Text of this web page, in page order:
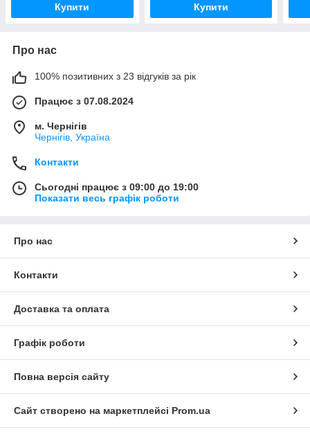
Купити Купити
Про нас
100% позитивних з 23 відгуків за рік
Працює з 07.08.2024
м. Чернігів
Чернігів, Україна
Контакти
Сьогодні працює з 09:00 до 19:00
Показати весь графік роботи
Про нас
Контакти
Доставка та оплата
Графік роботи
Повна версія сайту
Сайт створено на маркетплейсі Prom.ua